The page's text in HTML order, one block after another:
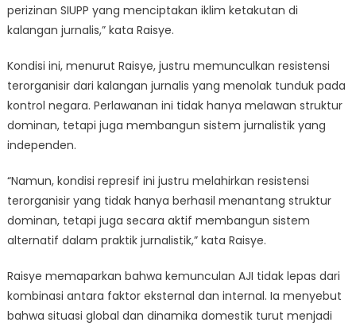
perizinan SIUPP yang menciptakan iklim ketakutan di
kalangan jurnalis,” kata Raisye.
Kondisi ini, menurut Raisye, justru memunculkan resistensi
terorganisir dari kalangan jurnalis yang menolak tunduk pada
kontrol negara. Perlawanan ini tidak hanya melawan struktur
dominan, tetapi juga membangun sistem jurnalistik yang
independen.
“Namun, kondisi represif ini justru melahirkan resistensi
terorganisir yang tidak hanya berhasil menantang struktur
dominan, tetapi juga secara aktif membangun sistem
alternatif dalam praktik jurnalistik,” kata Raisye.
Raisye memaparkan bahwa kemunculan AJI tidak lepas dari
kombinasi antara faktor eksternal dan internal. Ia menyebut
bahwa situasi global dan dinamika domestik turut menjadi